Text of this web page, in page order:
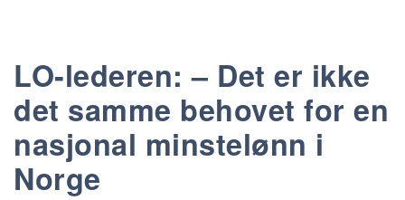
LO-lederen: – Det er ikke
det samme behovet for en
nasjonal minstelønn i
Norge